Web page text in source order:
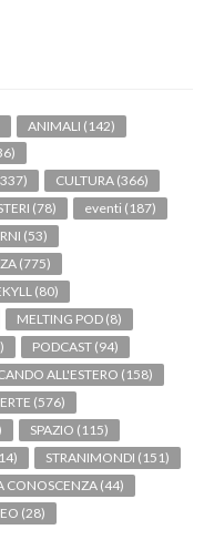
ANIMALI (142)
CULTURA (366)
(78) eventi (187)
(53)
(775)
(80)
MELTING POD (8)
PODCAST (94)
ALL'ESTERO (158)
(576)
SPAZIO (115)
STRANIMONDI (151)
CONOSCENZA (44)
(28)